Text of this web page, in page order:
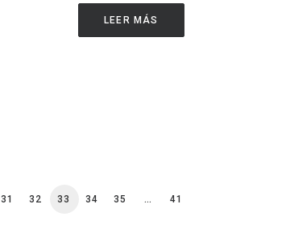
LEER MÁS
31 32 33 34 35 … 41